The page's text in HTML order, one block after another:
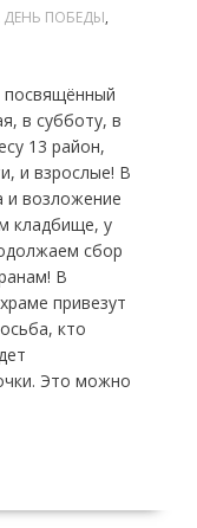
ДЕНЬ ПОБЕДЫ,
посвящённый
в субботу, в
13 район,
и взрослые! В
и возложение
кладбище, у
сбор
В
привезут
кто
Это можно